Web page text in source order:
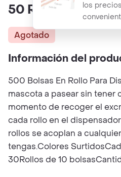
los
50 Rollos de
Agotado
Información del
500 Bolsas En Rollo Para
mascota a pasear sin tener
momento de recoger el
cada rollo en el
rollos se acoplan a
tengas.Colores
30Rollos de 10